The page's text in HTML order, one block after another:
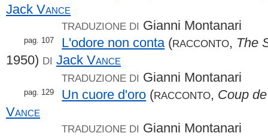
Jack Vance
TRADUZIONE DI Gianni Montanari
pag. 107 L'odore non conta (RACCONTO, The
1950) DI Jack Vance
TRADUZIONE DI Gianni Montanari
pag. 129 Un cuore d'oro (RACCONTO, Coup
Vance
TRADUZIONE DI Gianni Montanari